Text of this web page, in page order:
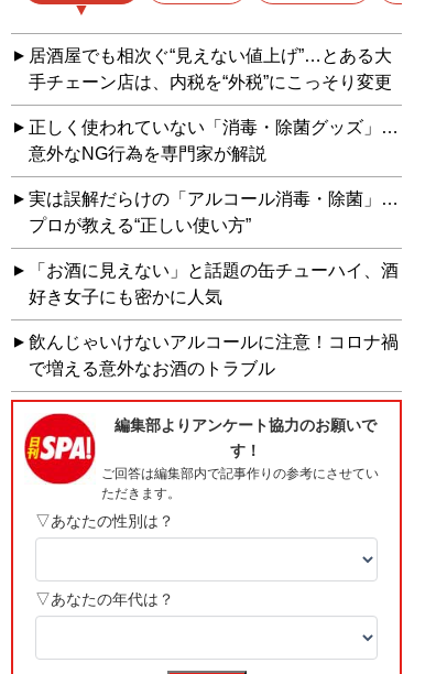
居酒屋でも相次ぐ“見えない値上げ”…とある大
手チェーン店は、内税を“外税”にこっそり変更
正しく使われていない「消毒・除菌グッズ」…
意外なNG行為を専門家が解説
実は誤解だらけの「アルコール消毒・除菌」…
プロが教える“正しい使い方”
「お酒に見えない」と話題の缶チューハイ、酒
好き女子にも密かに人気
飲んじゃいけないアルコールに注意！コロナ禍
で増える意外なお酒のトラブル